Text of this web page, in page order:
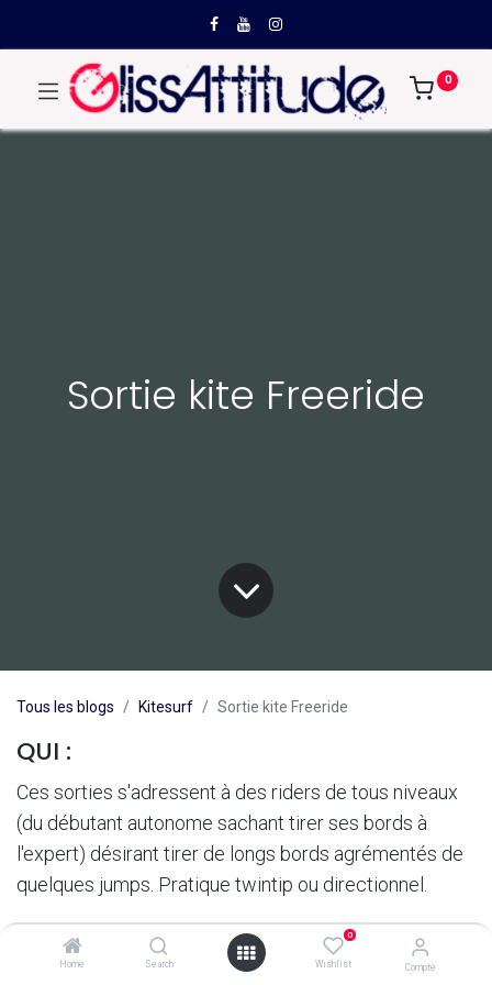
Home Search
0
Wishlist Compte
0
Sortie kite Freeride
Tous les blogs Kitesurf Sortie kite Freeride
QUI :
Ces sorties s'adressent à des riders de tous niveaux
(du débutant autonome sachant tirer ses bords à
l'expert) désirant tirer de longs bords agrémentés de
quelques jumps. Pratique twintip ou directionnel.
OU :